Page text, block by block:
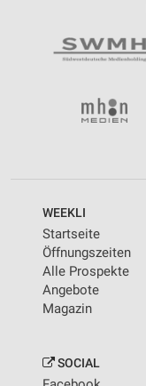
WEEKLI
Startseite
Öffnungszeiten
Alle Prospekte
Angebote
Magazin
SOCIAL